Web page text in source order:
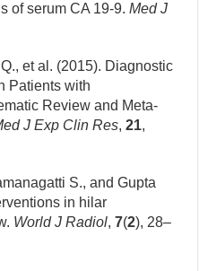
of serum CA 19-9.Med J
et al. (2015). Diagnostic
Patients with
Review and Meta-
J Exp Clin Res,21,
S., and Gupta
in hilar
World J Radiol,7(2), 28–